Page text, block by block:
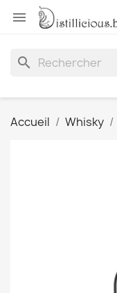

search
Accueil Whisky